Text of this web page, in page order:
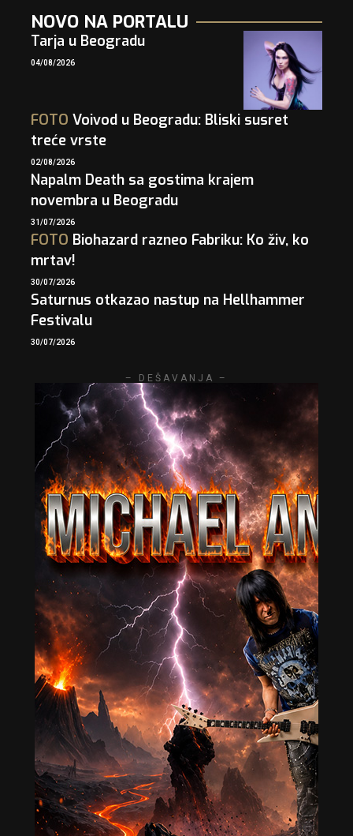
NOVO NA PORTALU
Tarja u Beogradu
04/08/2026
FOTO Voivod u Beogradu: Bliski susret
treće vrste
02/08/2026
Napalm Death sa gostima krajem
novembra u Beogradu
31/07/2026
FOTO Biohazard razneo Fabriku: Ko živ, ko
mrtav!
30/07/2026
Saturnus otkazao nastup na Hellhammer
Festivalu
30/07/2026
– DEŠAVANJA –